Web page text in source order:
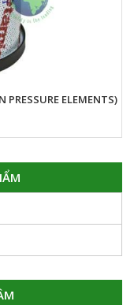
PRESSURE ELEMENTS)